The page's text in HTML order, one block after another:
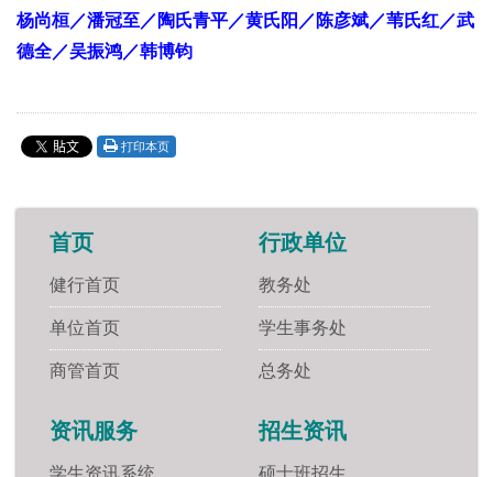
杨尚桓／潘冠至／陶氏青平／黄氏阳／陈彦斌／苇氏红／武
德全／吴振鸿／韩博钧
打印本页
首页
健行首页
单位首页
商管首页
行政单位
教务处
学生事务处
总务处
资讯服务
学生资讯系统
招生资讯
硕士班招生